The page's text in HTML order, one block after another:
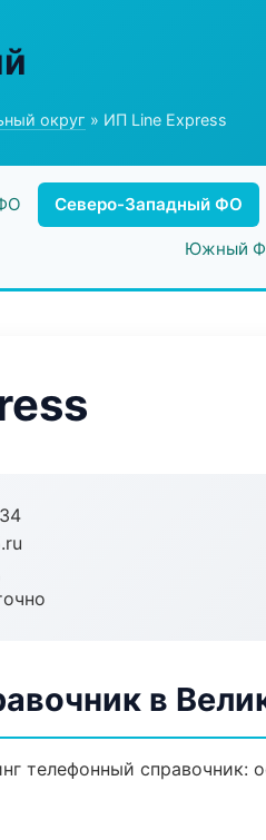
округ » ИП Line Express
Северо-Западный ФО
Южный
в
телефонный справочник: